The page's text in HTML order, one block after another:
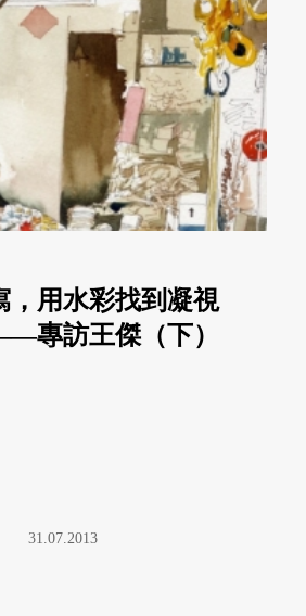
，用水彩找到凝視
專訪王傑（下）
31.07.2013